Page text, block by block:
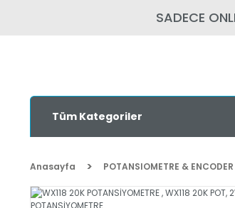
SADECE
Tüm Kategoriler
Anasayfa POTANSIOMETRE &